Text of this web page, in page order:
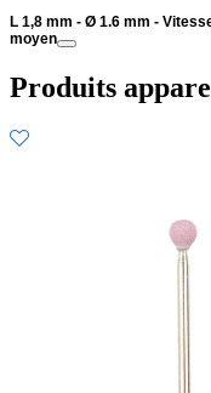
L 1,8 mm - Ø 1.6 mm -
moyen
Produits